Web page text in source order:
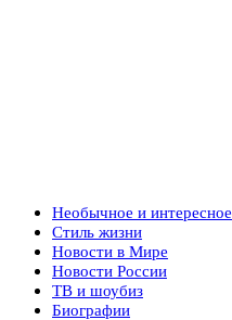
Необычное и интересное
Стиль жизни
Новости в Мире
Новости России
ТВ и шоубиз
Биографии